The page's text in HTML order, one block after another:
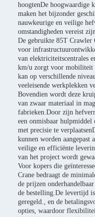
hoogtenDe hoogwaardige
maken het bijzonder
nauwkeurige en veilige
omstandigheden vereist
De gebruikte 85T Crawler
voor
van elektriciteitscentrales
km/u zorgt voor mobiliteit
kan op verschillende
veeleisende werkplekken
Bovendien wordt deze
van zwaar materiaal in
fabrieken.Door zijn
een onmisbaar
met precisie te
kunnen worden aangepast
veilige en efficiënte
van het project wordt
Voor kopers die
Crane bedraagt de
de prijzen
de bestelling.De levertijd
geregeld., en de
opties, waardoor